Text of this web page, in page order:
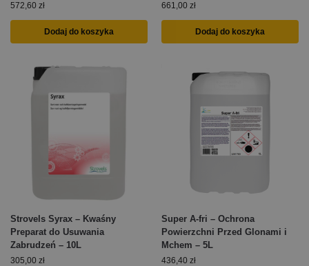
572,60 zł
Dodaj do koszyka
661,00 zł
Dodaj do koszyka
Strovels Syrax – Kwaśny
Preparat do Usuwania
Zabrudzeń – 10L
305,00 zł
Super A-fri – Ochrona
Powierzchni Przed Glonami i
Mchem – 5L
436,40 zł